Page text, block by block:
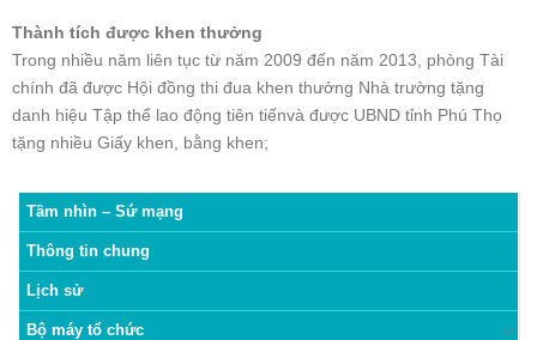
Tầm nhìn – Sứ mạng
Thông tin chung
Lịch sử
Bộ máy tổ chức
Thành tích được khen thưởng
Trong nhiều năm liên tục từ năm 2009 đến năm 2013, phòng Tài
chính đã được Hội đồng thi đua khen thưởng Nhà trường tặng
danh hiệu Tập thể lao động tiên tiếnvà được UBND tỉnh Phú Thọ
tặng nhiều Giấy khen, bằng khen;